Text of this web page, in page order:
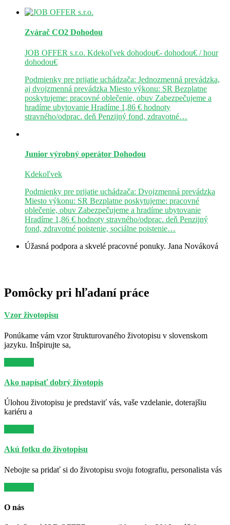
Zvárač CO2 Dohodou
JOB OFFER s.r.o. Kdekoľvek dohodou€- dohodou€ / hour
dohodou€
Podmienky pre prijatie uchádzača: Jednozmenná prevádzka,
aj dvojzmenná prevádzka Miesto výkonu: SR Bezplatne
poskytujeme: pracovné oblečenie, obuv Zabezpečujeme a
hradíme ubytovanie Hradíme 1,86 € hodnoty
stravného/odprac. deň Penzijný fond, zdravotné…
Junior výrobný operátor Dohodou
Kdekoľvek
Podmienky pre prijatie uchádzača: Dvojzmenná prevádzka
Miesto výkonu: SR Bezplatne poskytujeme: pracovné
oblečenie, obuv Zabezpečujeme a hradíme ubytovanie
Hradíme 1,86 € hodnoty stravného/odprac. deň Penzijný
fond, zdravotné poistenie, sociálne poistenie…
Úžasná podpora a skvelé pracovné ponuky. Jana Nováková
Pomôcky pri hľadaní práce
Vzor životopisu
Ponúkame vám vzor štrukturovaného životopisu v slovenskom
jazyku. Inšpirujte sa,
Ako napísať dobrý životopis
Úlohou životopisu je predstaviť vás, vaše vzdelanie, doterajšiu
kariéru a
Akú fotku do životopisu
Nebojte sa pridať si do životopisu svoju fotografiu, personalista vás
O nás